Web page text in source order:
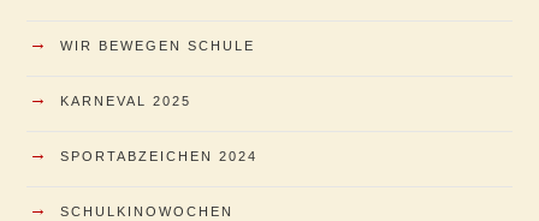
→ WIR BEWEGEN SCHULE
→ KARNEVAL 2025
→ SPORTABZEICHEN 2024
→ SCHULKINOWOCHEN